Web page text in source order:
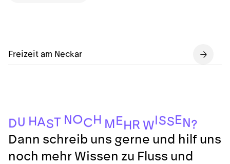
Freizeit am Neckar
DU H AST N OCH M EHR WISS E N ?
Dann schreib uns gerne und hilf uns
noch mehr Wissen zu Fluss und